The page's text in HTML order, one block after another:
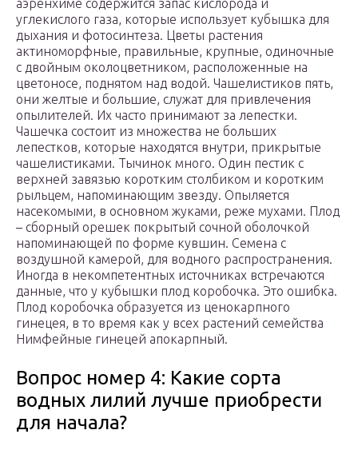
аэренхиме содержится запас кислорода и
углекислого газа, которые использует кубышка для
дыхания и фотосинтеза. Цветы растения
актиноморфные, правильные, крупные, одиночные
с двойным околоцветником, расположенные на
цветоносе, поднятом над водой. Чашелистиков пять,
они желтые и большие, служат для привлечения
опылителей. Их часто принимают за лепестки.
Чашечка состоит из множества не больших
лепестков, которые находятся внутри, прикрытые
чашелистиками. Тычинок много. Один пестик с
верхней завязью коротким столбиком и коротким
рыльцем, напоминающим звезду. Опыляется
насекомыми, в основном жуками, реже мухами. Плод
– сборный орешек покрытый сочной оболочкой
напоминающей по форме кувшин. Семена с
воздушной камерой, для водного распространения.
Иногда в некомпетентных источниках встречаются
данные, что у кубышки плод коробочка. Это ошибка.
Плод коробочка образуется из ценокарпного
гинецея, в то время как у всех растений семейства
Нимфейные гинецей апокарпный.
Вопрос номер 4: Какие сорта
водных лилий лучше приобрести
для начала?